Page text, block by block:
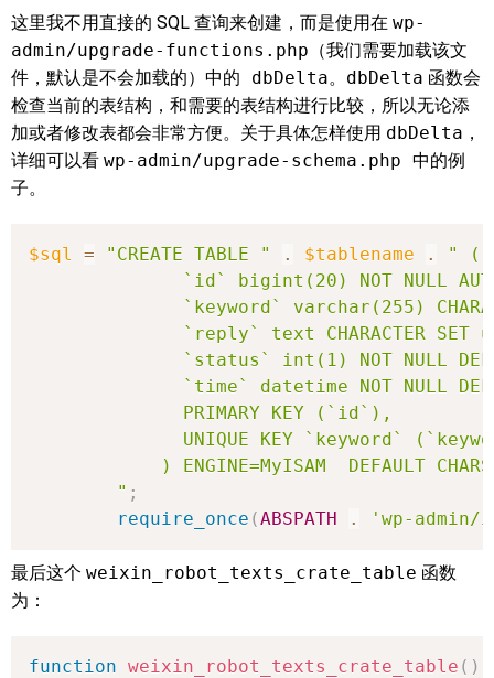
这里我不用直接的 SQL 查询来创建，而是使用在 wp-
admin/upgrade-functions.php （我们需要加载该文
件，默认是不会加载的）中的 dbDelta。 dbDelta 函数会
检查当前的表结构，和需要的表结构进行比较，所以无论添
加或者修改表都会非常方便。关于具体怎样使用 dbDelta ，
详细可以看 wp-admin/upgrade-schema.php 中的例
子。
$sql = "CREATE TABLE " . $tablename .
" (
`id` bigint(20) NOT NULL
`keyword` varchar(255)
`reply` text CHARACTER SET
`status` int(1) NOT NULL
`time` datetime NOT NULL
              PRIMARY KEY (`id`),
UNIQUE KEY `keyword`
) ENGINE=MyISAM  DEFAULT
        "
;
require_once (ABSPATH . 'wp-admin/
最后这个 weixin_robot_texts_crate_table 函数
为：
function weixin_robot_texts_crate_table ( )